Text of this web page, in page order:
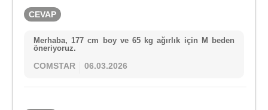
CEVAP
Merhaba, 177 cm boy ve 65 kg ağırlık için M beden
öneriyoruz.
COMSTAR 06.03.2026